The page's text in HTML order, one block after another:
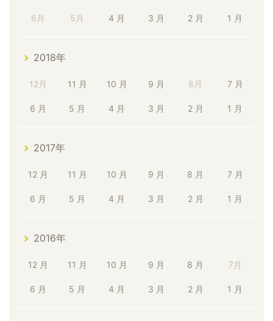
6月 5月 4 月 3 月 2 月 1 月
2018年
12月 11 月 10 月 9 月 8月 7 月
6 月 5 月 4 月 3 月 2 月 1 月
2017年
12 月 11 月 10 月 9 月 8 月 7 月
6 月 5 月 4 月 3 月 2 月 1 月
2016年
12 月 11 月 10 月 9 月 8 月 7月
6 月 5 月 4 月 3 月 2 月 1 月